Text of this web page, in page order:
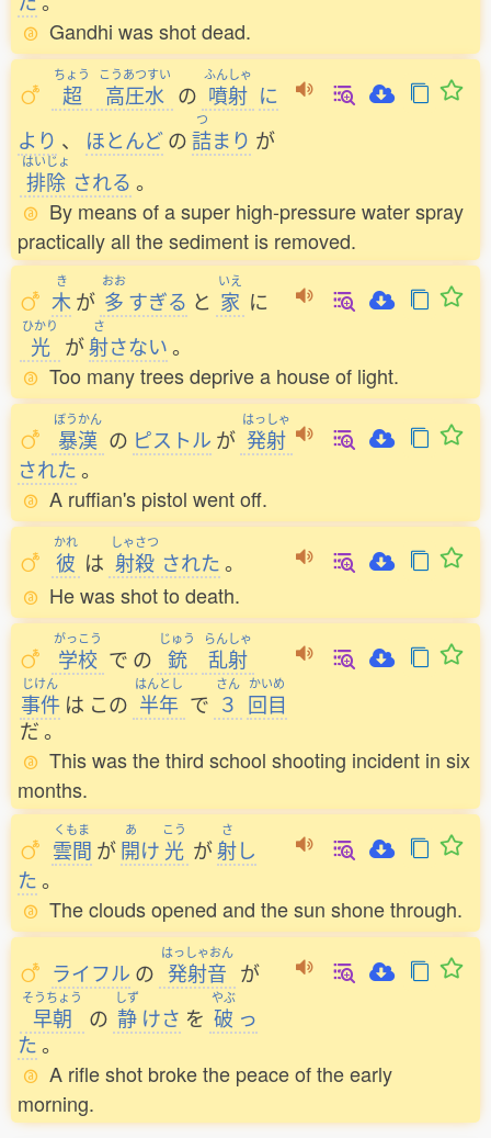
Gandhi was shot dead.
ちょう
超
こうあつすい
高圧水 の
ふんしゃ
噴射 に
より 、 ほとんどの
つ
詰まり が
はいじょ
排除 される 。
By means of a super high-pressure water spray
practically all the sediment is removed.
き
木が
おお
多 すぎる と
いえ
家 に
ひかり
光 が
さ
射さない。
Too many trees deprive a house of light.
ぼうかん
暴漢 の ピストル が
はっしゃ
発射
された 。
A ruffian's pistol went off.
かれ
彼 は
しゃさつ
射殺 された 。
He was shot to death.
がっこう
学校 で の
じゅう
銃
らんしゃ
乱射
じけん
事件 は この
はんとし
半年 で
さん
３
かいめ
回目
だ。
This was the third school shooting incident in six
months.
くもま
雲間 が
あ
開け
こう
光 が
さ
射し
た 。
The clouds opened and the sun shone through.
ライフル の
はっしゃおん
発射音 が
そうちょう
早朝 の
しず
静 けさ を
やぶ
破 っ
た。
A rifle shot broke the peace of the early
morning.